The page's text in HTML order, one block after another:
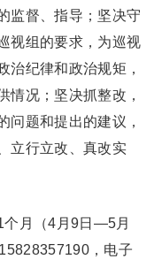
监督、指导；坚决守
视组的要求，为巡视
治纪律和政治规矩，
情况；坚决抓整改，
问题和提出的建议，
立行立改、真改实
个月（4月9日—5月
，电子